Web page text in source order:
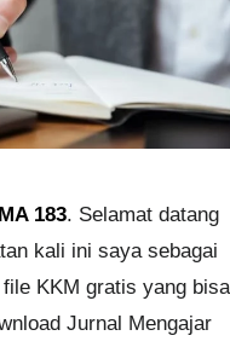
183. Selamat datang
kali ini saya sebagai
KKM gratis yang bisa
Jurnal Mengajar